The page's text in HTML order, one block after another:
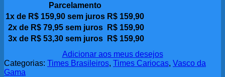
Parcelamento
1x de R$ 159,90 sem juros R$ 159,90
2x de R$79,95sem juros R$ 159,90
3x de R$53,30sem juros R$ 159,90
Adicionar aos meus desejos
Categorias: Times Brasileiros, Times Cariocas, Vasco da
Gama